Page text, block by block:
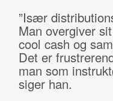
”Især
Man overgiver
cool cash og
Det er
man som
siger han.